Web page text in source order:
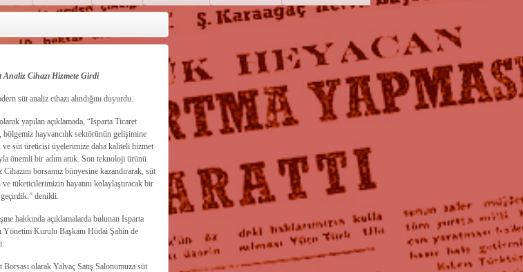
Analiz Cihazı Hizmete Girdi
süt analiz cihazı alındığını duyurdu.
yapılan açıklamada, “Isparta Ticaret
bölgemiz hayvancılık sektörünün gelişimine
ve süt üreticisi üyelerimize daha kaliteli hizmet
önemli bir adım attık. Son teknoloji ürünü
borsamız bünyesine kazandırarak, süt
tüketicilerimizin hayatını kolaylaştıracak bir
denildi.
hakkında açıklamalarda bulunan Isparta
Yönetim Kurulu Başkanı Hüdai Şahin de
Borsası olarak Yalvaç Satış Salonumuza süt